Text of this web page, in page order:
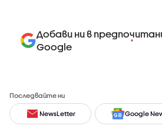
Добави ни в
Google
Последвайте ни
NewsLetter Google